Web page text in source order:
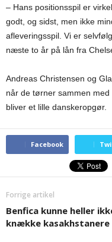
– Hans positionsspil er
godt, og sidst, men ikke
afleveringsspil. Vi er
næste to år på lån fra
Andreas Christensen og
når de tørner sammen
bliver et lille danskeropgør.
Facebook
Forrige artikel
Benfica kunne heller
knække kasakhstanere